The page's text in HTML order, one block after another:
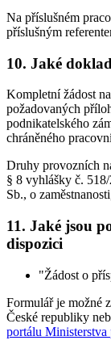
Na příslušném
příslušným
10. Jaké
Kompletní žádost
požadovaných
podnikatelského
chráněného
Druhy provozních
§ 8 vyhlášky č.
Sb., o
11. Jaké jsou
dispozici
"Žádost o
Formulář je možné
České republiky
portálu Ministerstva